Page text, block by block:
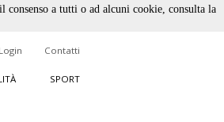
Login Contatti
SPORT
a tutti o ad alcuni cookie, consulta la